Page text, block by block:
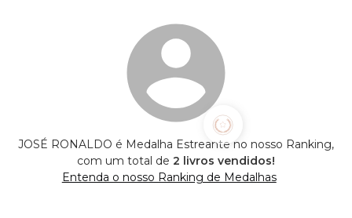
JOSÉ RONALDO é Medalha Estreante no nosso Ranking,
com um total de 2 livros vendidos!
Entenda o nosso Ranking de Medalhas